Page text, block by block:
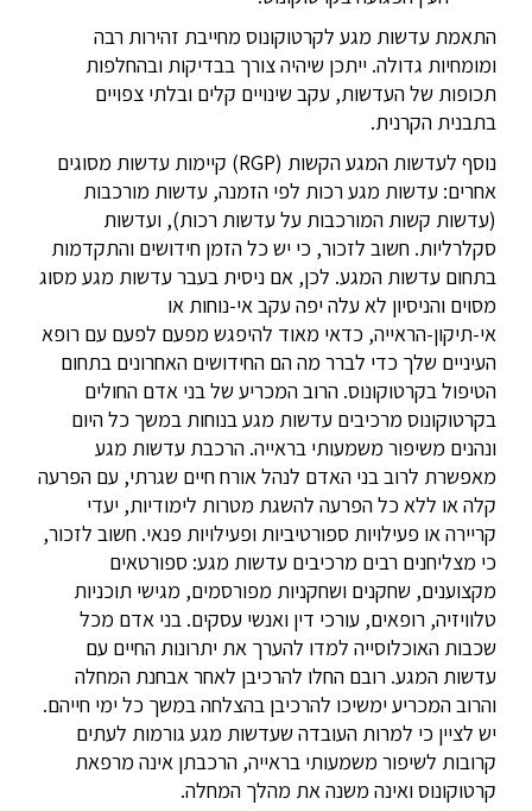
התאמת עדשות מגע לקרטוקונוס מחייבת זהירות רבה
ומומחיות גדולה. ייתכן שיהיה צורך בבדיקות ובהחלפות
תכופות של העדשות, עקב שינויים קלים ובלתי צפויים
בתבנית הקרנית.
נוסף לעדשות המגע הקשות (RGP) קיימות עדשות מסוגים
אחרים: עדשות מגע רכות לפי הזמנה, עדשות מורכבות
(עדשות קשות המורכבות על עדשות רכות), ועדשות
סקלרליות. חשוב לזכור, כי יש כל הזמן חידושים והתקדמות
בתחום עדשות המגע. לכן, אם ניסית בעבר עדשות מגע מסוג
מסוים והניסיון לא עלה יפה עקב אי-נוחות או
אי-תיקון-הראייה, כדאי מאוד להיפגש מפעם לפעם עם רופא
העיניים שלך כדי לברר מה הם החידושים האחרונים בתחום
הטיפול בקרטוקונוס. הרוב המכריע של בני אדם החולים
בקרטוקונוס מרכיבים עדשות מגע בנוחות במשך כל היום
ונהנים משיפור משמעותי בראייה. הרכבת עדשות מגע
מאפשרת לרוב בני האדם לנהל אורח חיים שגרתי, עם הפרעה
קלה או ללא כל הפרעה להשגת מטרות לימודיות, יעדי
קריירה או פעילויות ספורטיביות ופעילויות פנאי. חשוב לזכור,
כי מצליחנים רבים מרכיבים עדשות מגע: ספורטאים
מקצוענים, שחקנים ושחקניות מפורסמים, מגישי תוכניות
טלוויזיה, רופאים, עורכי דין ואנשי עסקים. בני אדם מכל
שכבות האוכלוסייה למדו להערך את יתרונות החיים עם
עדשות המגע. רובם החלו להרכיבן לאחר אבחנת המחלה
והרוב המכריע ימשיכו להרכיבן בהצלחה במשך כל ימי חייהם.
יש לציין כי למרות העובדה שעדשות מגע גורמות לעתים
קרובות לשיפור משמעותי בראייה, הרכבתן אינה מרפאת
קרטוקונוס ואינה משנה את מהלך המחלה.